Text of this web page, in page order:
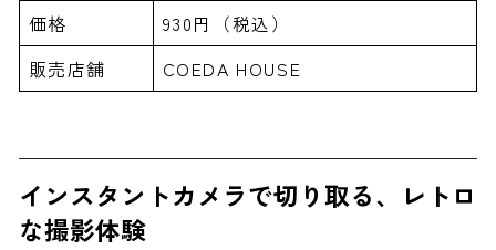
価格
930円（税込）
販売店舗
COEDA HOUSE
インスタントカメラで切り取る、レトロ
な撮影体験